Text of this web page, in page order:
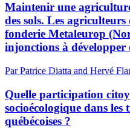
Maintenir une
des sols. Les
fonderie Metaleurop
injonctions à développer
Par Patrice Diatta and Hervé
Quelle participation
socioécologique dans les
québécoises ?